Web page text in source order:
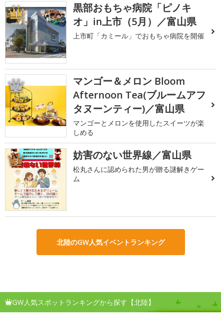
1
黒部おもちゃ病院「ピノキ
オ」in上市（5月）／富山県
上市町「カミール」でおもちゃ病院を開催
2
マンゴー＆メロン Bloom
Afternoon Tea(ブルームアフ
タヌーンティー)／富山県
マンゴーとメロンを使用したスイーツが楽
しめる
3 妨害のない世界線／富山県
松丸さんに認められた男が贈る謎解きゲー
ム
北陸のGW人気イベントランキング
GW人気スポットランキングから探す【北陸】